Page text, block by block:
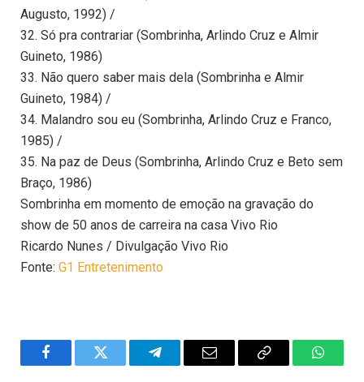
Augusto, 1992) /
32. Só pra contrariar (Sombrinha, Arlindo Cruz e Almir
Guineto, 1986)
33. Não quero saber mais dela (Sombrinha e Almir
Guineto, 1984) /
34. Malandro sou eu (Sombrinha, Arlindo Cruz e Franco,
1985) /
35. Na paz de Deus (Sombrinha, Arlindo Cruz e Beto sem
Braço, 1986)
Sombrinha em momento de emoção na gravação do
show de 50 anos de carreira na casa Vivo Rio
Ricardo Nunes / Divulgação Vivo Rio
Fonte: G1 Entretenimento
FacebookTwitter TelegramEmail
Copy